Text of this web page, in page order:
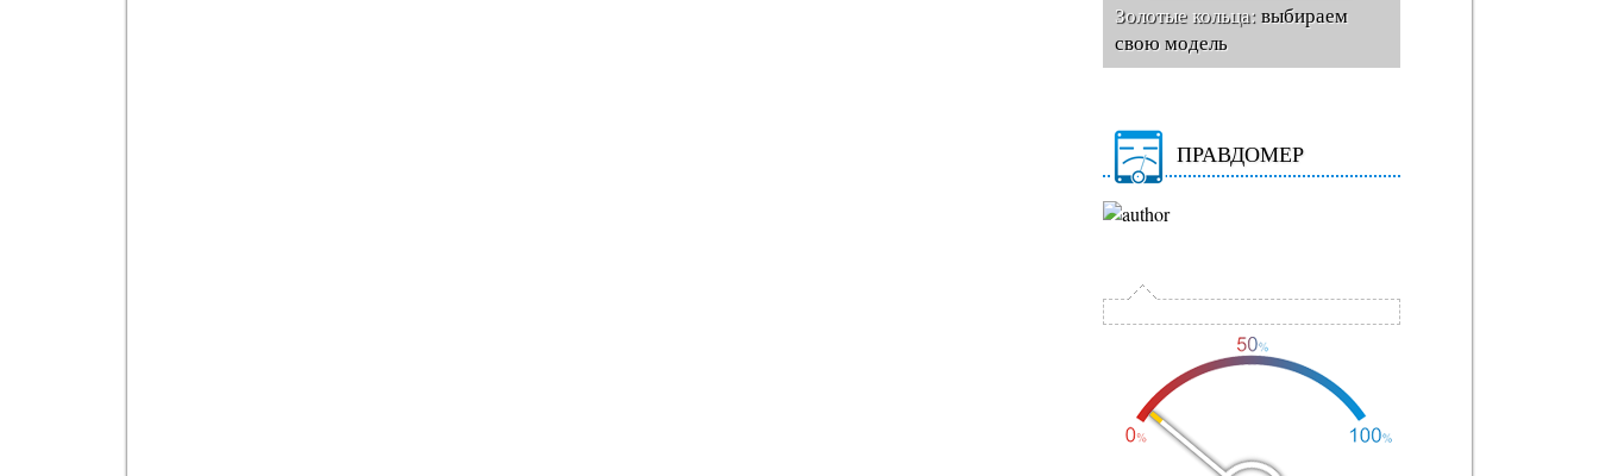
Золотые кольца:выбираем
свою модель
ПРАВДОМЕР